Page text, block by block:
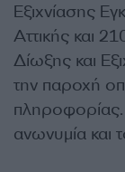
Εξιχνίασης
Αττικής και
Δίωξης και
την παροχή
πληροφορίας.
ανωνυμία και